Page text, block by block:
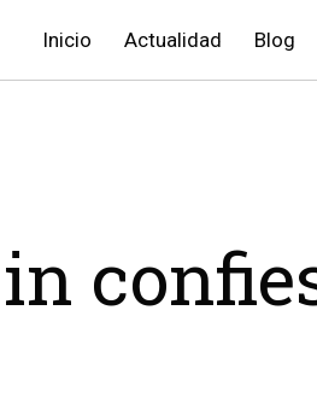
Inicio Actualidad Blog